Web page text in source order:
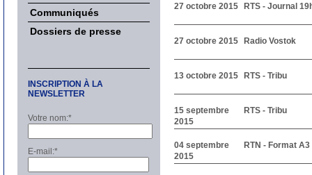
Communiqués
Dossiers de presse
INSCRIPTION À LA
NEWSLETTER
Votre nom:*
E-mail:*
27 octobre 2015 RTS - Journal
27 octobre 2015 Radio Vostok
13 octobre 2015 RTS - Tribu
15 septembre
2015
RTS - Tribu
04 septembre
2015
RTN - Format A3